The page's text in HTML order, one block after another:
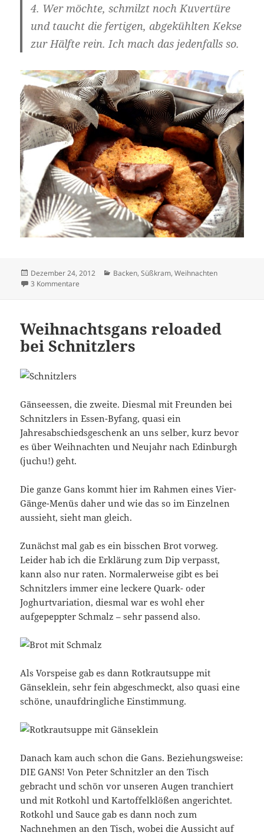
4. Wer möchte, schmilzt noch Kuvertüre
und taucht die fertigen, abgekühlten Kekse
zur Hälfte rein. Ich mach das jedenfalls so.
Veröffentlicht
am
Dezember 24, 2012 Kategorien
Backen,Süßkram,Weihnachten
3 Kommentare
Weihnachtsgans reloaded
bei Schnitzlers
Gänseessen, die zweite. Diesmal mit Freunden bei
Schnitzlers in Essen-Byfang, quasi ein
Jahresabschiedsgeschenk an uns selber, kurz bevor
es über Weihnachten und Neujahr nach Edinburgh
(juchu!) geht.
Die ganze Gans kommt hier im Rahmen eines Vier-
Gänge-Menüs daher und wie das so im Einzelnen
aussieht, sieht man gleich.
Zunächst mal gab es ein bisschen Brot vorweg.
Leider hab ich die Erklärung zum Dip verpasst,
kann also nur raten. Normalerweise gibt es bei
Schnitzlers immer eine leckere Quark- oder
Joghurtvariation, diesmal war es wohl eher
aufgepeppter Schmalz – sehr passend also.
Als Vorspeise gab es dann Rotkrautsuppe mit
Gänseklein, sehr fein abgeschmeckt, also quasi eine
schöne, unaufdringliche Einstimmung.
Danach kam auch schon die Gans. Beziehungsweise:
DIE GANS! Von Peter Schnitzler an den Tisch
gebracht und schön vor unseren Augen tranchiert
und mit Rotkohl und Kartoffelklößen angerichtet.
Rotkohl und Sauce gab es dann noch zum
Nachnehmen an den Tisch, wobei die Aussicht auf